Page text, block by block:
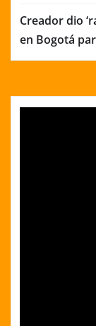
Creador dio
en Bogotá